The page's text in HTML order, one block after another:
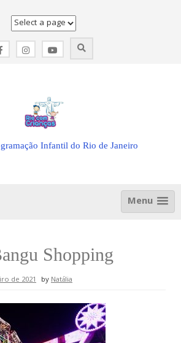
Infantil do Rio de Janeiro
Menu
Shopping
de 2021 byNatália